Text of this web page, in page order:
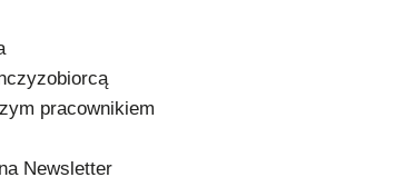
pracownikiem
Newsletter